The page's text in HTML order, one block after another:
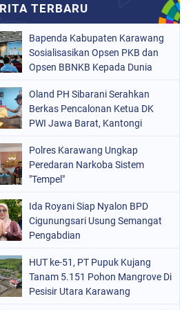
Bapenda Kabupaten Karawang
Sosialisasikan Opsen PKB dan
Opsen BBNKB Kepada Dunia
Oland PH Sibarani Serahkan
Berkas Pencalonan Ketua DK
PWI Jawa Barat, Kantongi
Polres Karawang Ungkap
Peredaran Narkoba Sistem
"Tempel"
Ida Royani Siap Nyalon BPD
Cigunungsari Usung Semangat
Pengabdian
HUT ke-51, PT Pupuk Kujang
Tanam 5.151 Pohon Mangrove Di
Pesisir Utara Karawang